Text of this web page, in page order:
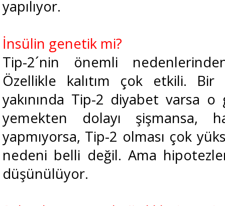
yapılıyor.
İnsülin genetik mi?
Tip-2´nin önemli
Özellikle kalıtım çok etkili. Bir
yakınında Tip-2 diyabet varsa o
yemekten dolayı şişmansa,
yapmıyorsa, Tip-2 olması çok
nedeni belli değil. Ama
düşünülüyor.